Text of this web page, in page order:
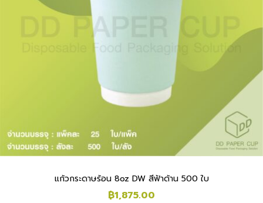
แก้วกระดาษร้อน 8oz DW สีฟ้าด้าน 500 ใบ
฿1,875.00